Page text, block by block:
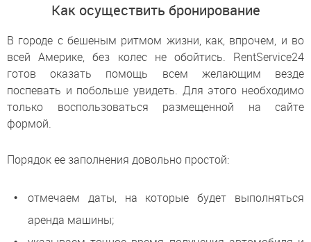
Как осуществить бронирование
В городе с бешеным ритмом жизни, как, впрочем, и во
всей Америке, без колес не обойтись. RentService24
готов оказать помощь всем желающим везде
поспевать и побольше увидеть. Для этого необходимо
только воспользоваться размещенной на сайте
формой.
Порядок ее заполнения довольно простой:
отмечаем даты, на которые будет выполняться
аренда машины;